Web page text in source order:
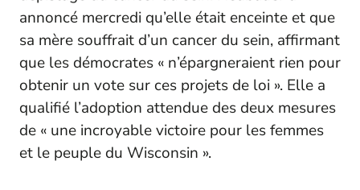
annoncé mercredi qu’elle était enceinte et que
sa mère souffrait d’un cancer du sein, affirmant
que les démocrates « n’épargneraient rien pour
obtenir un vote sur ces projets de loi ». Elle a
qualifié l’adoption attendue des deux mesures
de « une incroyable victoire pour les femmes
et le peuple du Wisconsin ».